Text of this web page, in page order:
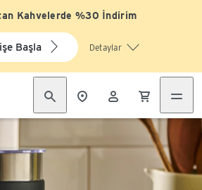
Kahvelerde %30 İndirim
Başla Detaylar